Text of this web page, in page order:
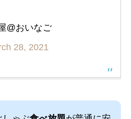
@おいなご
28, 2021